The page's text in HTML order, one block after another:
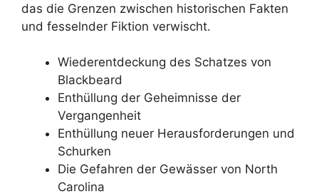
das die Grenzen zwischen historischen Fakten
und fesselnder Fiktion verwischt.
Wiederentdeckung des Schatzes von
Blackbeard
Enthüllung der Geheimnisse der
Vergangenheit
Enthüllung neuer Herausforderungen und
Schurken
Die Gefahren der Gewässer von North
Carolina